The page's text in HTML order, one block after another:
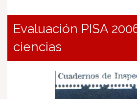
Evaluación PISA
ciencias